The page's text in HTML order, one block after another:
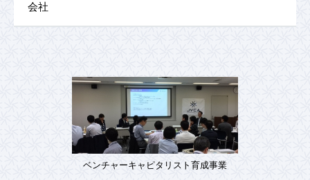
会社
ベンチャーキャピタリスト育成事業